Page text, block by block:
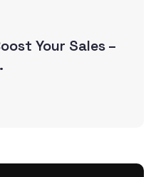
Your Sales –